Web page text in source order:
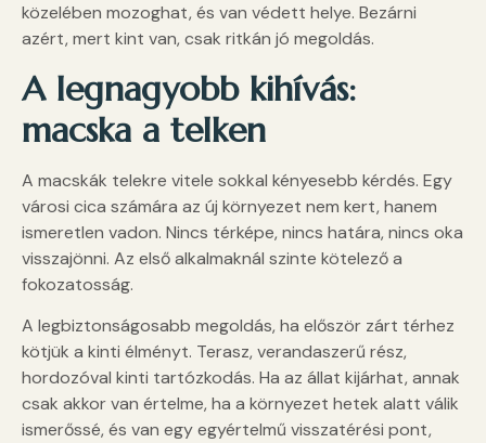
közelében mozoghat, és van védett helye. Bezárni
azért, mert kint van, csak ritkán jó megoldás.
A legnagyobb kihívás:
macska a telken
A macskák telekre vitele sokkal kényesebb kérdés. Egy
városi cica számára az új környezet nem kert, hanem
ismeretlen vadon. Nincs térképe, nincs határa, nincs oka
visszajönni. Az első alkalmaknál szinte kötelező a
fokozatosság.
A legbiztonságosabb megoldás, ha először zárt térhez
kötjük a kinti élményt. Terasz, verandaszerű rész,
hordozóval kinti tartózkodás. Ha az állat kijárhat, annak
csak akkor van értelme, ha a környezet hetek alatt válik
ismerőssé, és van egy egyértelmű visszatérési pont,